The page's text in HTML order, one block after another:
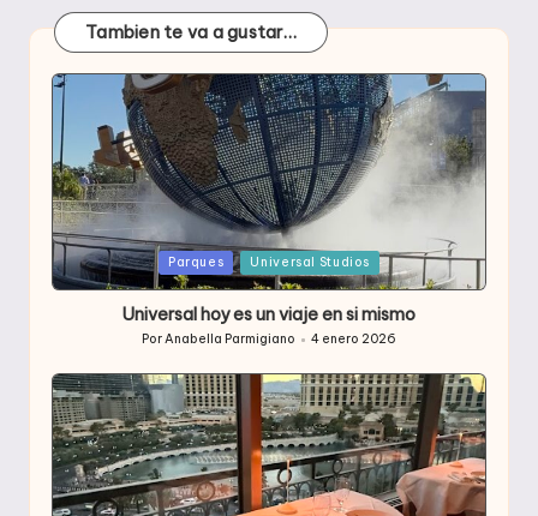
Tambien te va a gustar…
Publicada
en
Parques Universal Studios
Universal hoy es un viaje en si mismo
por
PorAnabella Parmigiano 4 enero 2026